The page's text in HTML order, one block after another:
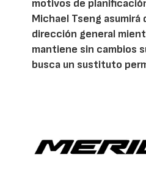
motivos de
Michael Tseng
dirección general
mantiene sin cambios
busca un sustituto